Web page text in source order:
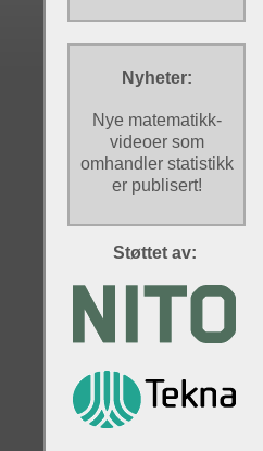
Nyheter:
Nye matematikk-
videoer som
omhandler statistikk
er publisert!
Støttet av: